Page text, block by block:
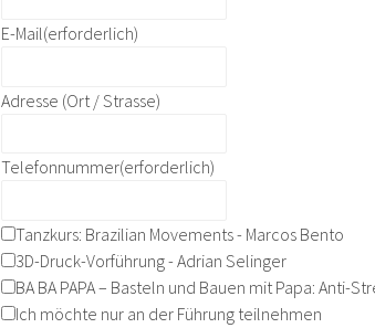
E-Mail(erforderlich)
Adresse (Ort / Strasse)
Telefonnummer(erforderlich)
Tanzkurs: Brazilian Movements - Marcos Bento
3D-Druck-Vorführung - Adrian Selinger
BA BA PAPA – Basteln und Bauen mit Papa: Anti-
Ich möchte nur an der Führung teilnehmen